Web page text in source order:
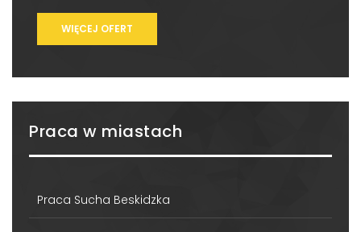
WIĘCEJ OFERT
Praca w miastach
Praca Sucha Beskidzka